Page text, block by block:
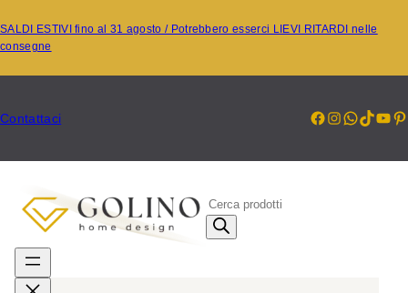
al
contenuto
SALDI ESTIVI fino al 31 agosto / Potrebbero esserci LIEVI RITARDI nelle
consegne
Contattaci Facebook
P